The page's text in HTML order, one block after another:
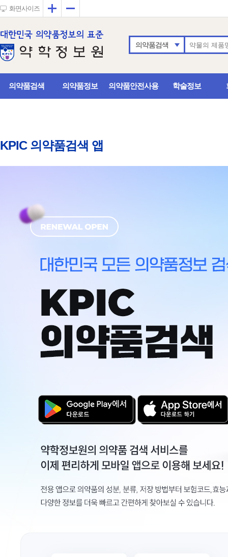
화면사이즈 확대
의약품검색
의약품검색 의약품정보 의약품안전사용 학술정보
KPIC 의약품검색 앱